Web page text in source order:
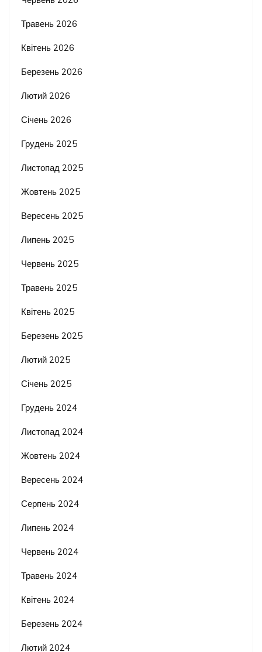
Травень 2026
Квітень 2026
Березень 2026
Лютий 2026
Січень 2026
Грудень 2025
Листопад 2025
Жовтень 2025
Вересень 2025
Липень 2025
Червень 2025
Травень 2025
Квітень 2025
Березень 2025
Лютий 2025
Січень 2025
Грудень 2024
Листопад 2024
Жовтень 2024
Вересень 2024
Серпень 2024
Липень 2024
Червень 2024
Травень 2024
Квітень 2024
Березень 2024
Лютий 2024